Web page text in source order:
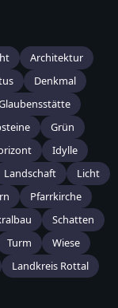
Architektur
Denkmal
Grün
Idylle
Landschaft
Licht
Pfarrkirche
Schatten
Turm
Wiese
Landkreis Rottal